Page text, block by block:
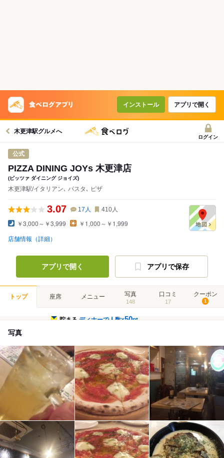
インストール アプリで開く
木更津駅グルメへ
ログイン
公式
PIZZA DINING JOYs 木更津店
(ピッツァ ダイニング ジョイズ)
木更津駅/イタリアン､ パスタ､ ピザ
3.07 17 人 410人
￥3,000～￥3,999 ￥1,000～￥1,999
店舗情報（詳細）
アプリで開く アプリで保存
トップ 座席 メニュー 写真
148
口コミ
17
クーポン
1
貯まるディナーで人数×50pt
写真